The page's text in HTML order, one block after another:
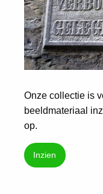
Onze collectie is
beeldmateriaal
op.
Inzien